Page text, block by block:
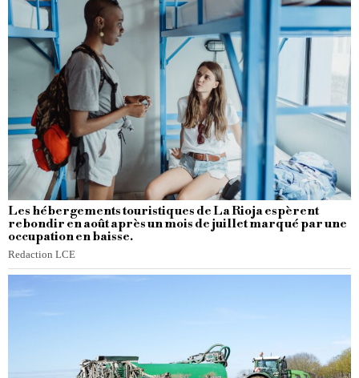
Les hébergements touristiques de La Rioja espèrent
rebondir en août après un mois de juillet marqué par une
occupation en baisse.
Redaction LCE